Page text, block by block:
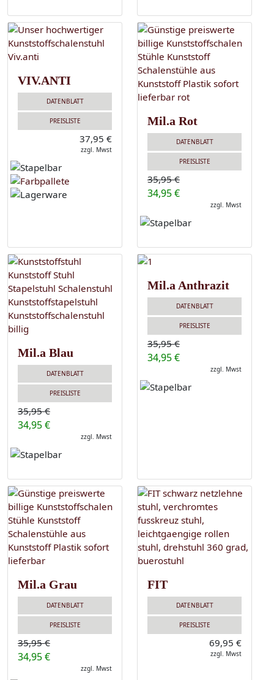
VIV.ANTI
DATENBLATT
PREISLISTE
37,95 €
zzgl. Mwst
Mil.a Rot
DATENBLATT
PREISLISTE
35,95 €
34,95 €
zzgl. Mwst
Mil.a Blau
DATENBLATT
PREISLISTE
35,95 €
34,95 €
zzgl. Mwst
Mil.a Anthrazit
DATENBLATT
PREISLISTE
35,95 €
34,95 €
zzgl. Mwst
Mil.a Grau
DATENBLATT
PREISLISTE
35,95 €
34,95 €
zzgl. Mwst
FIT
DATENBLATT
PREISLISTE
69,95 €
zzgl. Mwst